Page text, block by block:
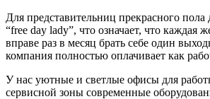
Для представительниц прекрасного пола
“free day lady”, что означает, что каждая
вправе раз в месяц брать себе один
компания полностью оплачивает как
У нас уютные и светлые офисы для
сервисной зоны современные